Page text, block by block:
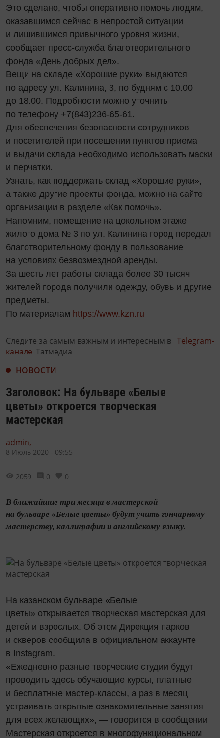
Это сделано, чтобы оперативно помочь людям,
оказавшимся сейчас в непростой ситуации
и лишившимся привычного уровня жизни,
сообщает пресс-служба благотворительного
фонда «День добрых дел».
Вещи на складе «Хорошие руки» выдаются
по адресу ул. Калинина, 3, по будням с 10.00
до 18.00. Подробности можно уточнить
по телефону +7(843)236-65-61.
Для обеспечения безопасности сотрудников
и посетителей при посещении пунктов приема
и выдачи склада необходимо использовать маски
и перчатки.
Узнать, как поддержать склад «Хорошие руки»,
а также другие проекты фонда, можно на сайте
организации в разделе «Как помочь».
Напомним, помещение на цокольном этаже
жилого дома № 3 по ул. Калинина город передал
благотворительному фонду в пользование
на условиях безвозмездной аренды.
За шесть лет работы склада более 30 тысяч
жителей города получили одежду, обувь и другие
предметы.
По материалам https://www.kzn.ru
Следите за самым важным и интересным в Telegram-
канале Татмедиа
НОВОСТИ
Заголовок: На бульваре «Белые
цветы» откроется творческая
мастерская
admin,
8 Июль 2020 - 09:55
2059 0 0
В ближайшие три месяца в мастерской
на бульваре «Белые цветы» будут учить гончарному
мастерству, каллиграфии и английскому языку.
На казанском бульваре «Белые
цветы» открывается творческая мастерская для
детей и взрослых. Об этом Дирекция парков
и скверов сообщила в официальном аккаунте
в Instagram.
«Ежедневно разные творческие студии будут
проводить здесь обучающие курсы, платные
и бесплатные мастер-классы, а раз в месяц
устраивать открытые ознакомительные занятия
для всех желающих», — говорится в сообщении
Мастерская откроется в многофункциональном